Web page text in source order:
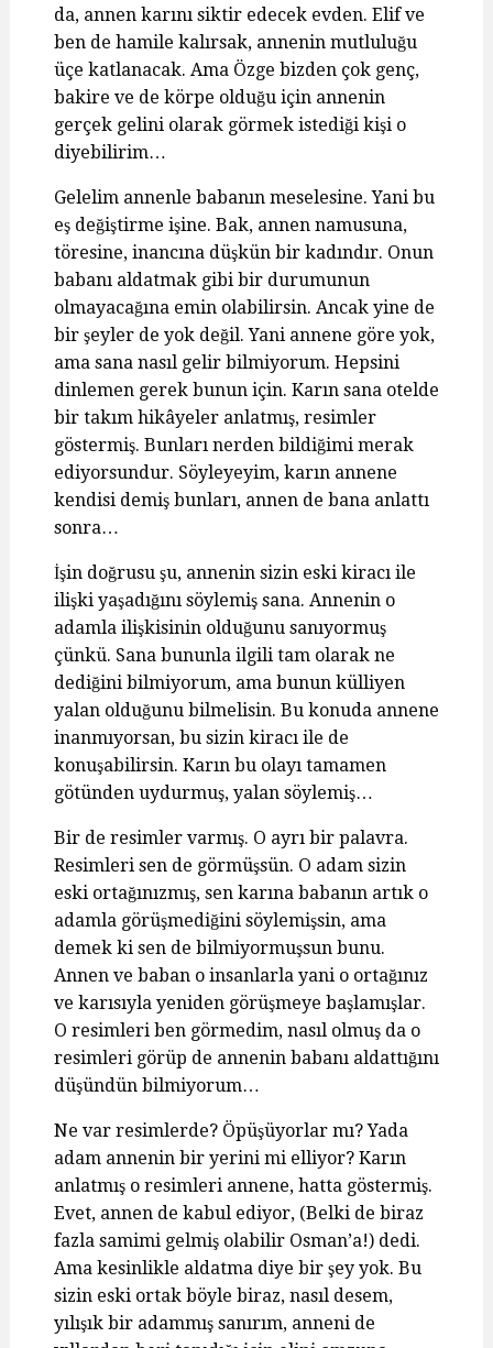
da, annen karını siktir edecek evden. Elif ve
ben de hamile kalırsak, annenin mutluluğu
üçe katlanacak. Ama Özge bizden çok genç,
bakire ve de körpe olduğu için annenin
gerçek gelini olarak görmek istediği kişi o
diyebilirim…
Gelelim annenle babanın meselesine. Yani bu
eş değiştirme işine. Bak, annen namusuna,
töresine, inancına düşkün bir kadındır. Onun
babanı aldatmak gibi bir durumunun
olmayacağına emin olabilirsin. Ancak yine de
bir şeyler de yok değil. Yani annene göre yok,
ama sana nasıl gelir bilmiyorum. Hepsini
dinlemen gerek bunun için. Karın sana otelde
bir takım hikâyeler anlatmış, resimler
göstermiş. Bunları nerden bildiğimi merak
ediyorsundur. Söyleyeyim, karın annene
kendisi demiş bunları, annen de bana anlattı
sonra…
İşin doğrusu şu, annenin sizin eski kiracı ile
ilişki yaşadığını söylemiş sana. Annenin o
adamla ilişkisinin olduğunu sanıyormuş
çünkü. Sana bununla ilgili tam olarak ne
dediğini bilmiyorum, ama bunun külliyen
yalan olduğunu bilmelisin. Bu konuda annene
inanmıyorsan, bu sizin kiracı ile de
konuşabilirsin. Karın bu olayı tamamen
götünden uydurmuş, yalan söylemiş…
Bir de resimler varmış. O ayrı bir palavra.
Resimleri sen de görmüşsün. O adam sizin
eski ortağınızmış, sen karına babanın artık o
adamla görüşmediğini söylemişsin, ama
demek ki sen de bilmiyormuşsun bunu.
Annen ve baban o insanlarla yani o ortağınız
ve karısıyla yeniden görüşmeye başlamışlar.
O resimleri ben görmedim, nasıl olmuş da o
resimleri görüp de annenin babanı aldattığını
düşündün bilmiyorum…
Ne var resimlerde? Öpüşüyorlar mı? Yada
adam annenin bir yerini mi elliyor? Karın
anlatmış o resimleri annene, hatta göstermiş.
Evet, annen de kabul ediyor, (Belki de biraz
fazla samimi gelmiş olabilir Osman’a!) dedi.
Ama kesinlikle aldatma diye bir şey yok. Bu
sizin eski ortak böyle biraz, nasıl desem,
yılışık bir adammış sanırım, anneni de